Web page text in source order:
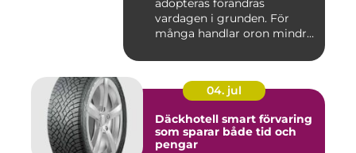
adopteras förändras
vardagen i grunden. För
många handlar oron mindre
04. jul
Däckhotell smart förvaring
som sparar både tid och
pengar